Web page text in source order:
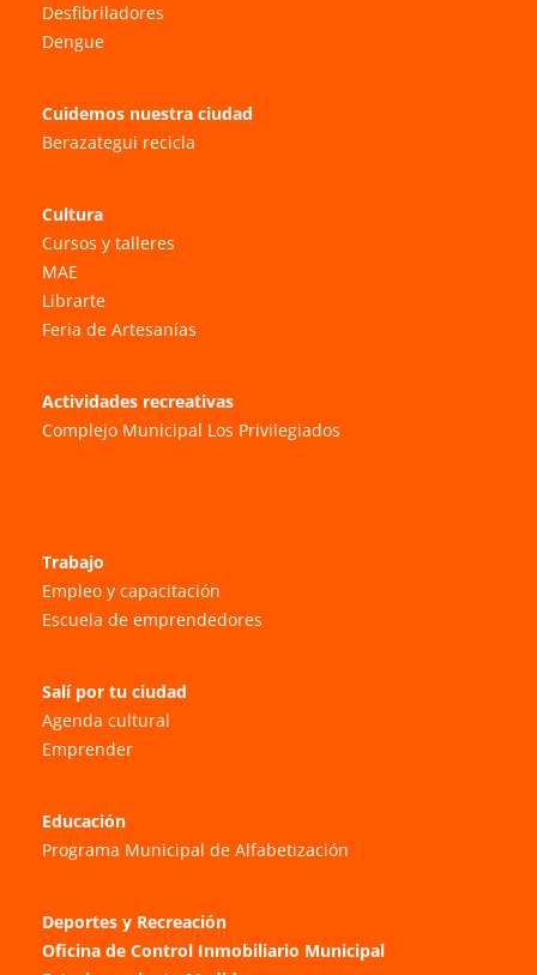
Desfibriladores
Dengue
Cuidemos nuestra ciudad
Berazategui recicla
Cultura
Cursos y talleres
MAE
Librarte
Feria de Artesanías
Actividades recreativas
Complejo Municipal Los Privilegiados
Trabajo
Empleo y capacitación
Escuela de emprendedores
Salí por tu ciudad
Agenda cultural
Emprender
Educación
Programa Municipal de Alfabetización
Deportes y Recreación
Oficina de Control Inmobiliario Municipal